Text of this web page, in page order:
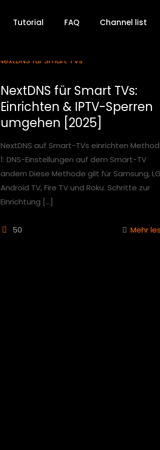
Tutorial FAQ Channel list
NextDNS für Smart TVs:
Einrichten & IPTV-Sperren
umgehen [2025]
NextDNS auf Smart-TVs einrichten
1: DNS-Einstellungen auf dem Smart-TV
ändern Diese Methode gilt für Samsung,
Android TV, Fire TV und Roku. Schritte zur
Einrichtung […]
50 Mehr